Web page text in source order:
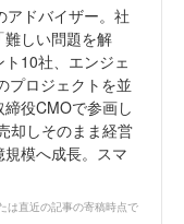
アドバイザー。社
しい問題を解
10社、エンジェ
プロジェクトを並
役CMOで参画し
却しそのまま経営
模へ成長。スマ
は直近の記事の寄稿時点で